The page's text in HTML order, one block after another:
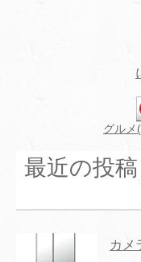
グルメ
最近の投稿
カメ